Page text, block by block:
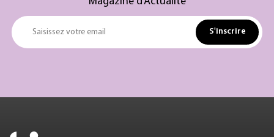
Saisissez votre email S'inscrire